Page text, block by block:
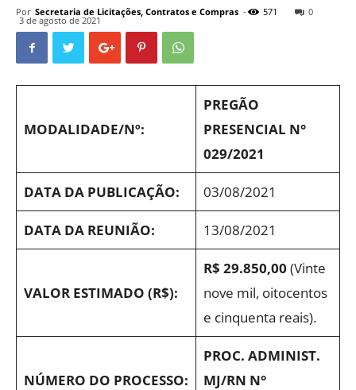
Por Secretaria de Licitações, Contratos e Compras -
3 de agosto de 2021
571 0
MODALIDADE/Nº:
PREGÃO
PRESENCIAL N°
029/2021
DATA DA PUBLICAÇÃO: 03/08/2021
DATA DA REUNIÃO: 13/08/2021
VALOR ESTIMADO (R$):
R$ 29.850,00 (Vinte
nove mil, oitocentos
e cinquenta reais).
NÚMERO DO PROCESSO:
PROC. ADMINIST.
MJ/RN N°